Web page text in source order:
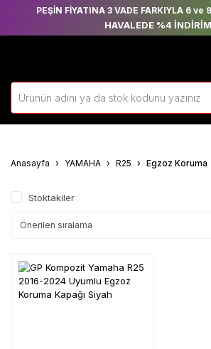
PEŞİN FİYATINA 3 VADE FARKIYLA 6 ve
HAVALEDE %4
Anasayfa YAMAHA R25 Egzoz Koruma
Stoktakiler